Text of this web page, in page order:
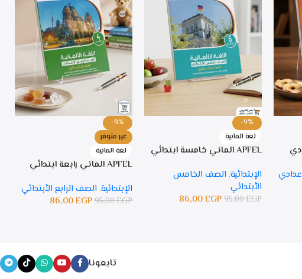
-9%
لغة المانية
APFEL الماني خامسة ابتدائي
الإبتدائية, الصف الخامس
الأبتدائي
95,00EGP
86,00EGP
-9%
غير متوفر
لغة المانية
APFEL الماني رابعة ابتدائي
الإبتدائية, الصف الرابع الأبتدائي
95,00EGP
86,00EGP
تابعونا